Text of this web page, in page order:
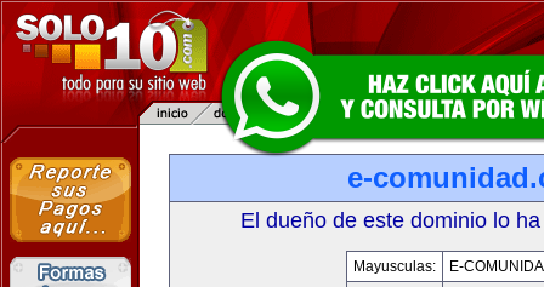
e-
El dueño de este dominio lo
Mayusculas:
E-